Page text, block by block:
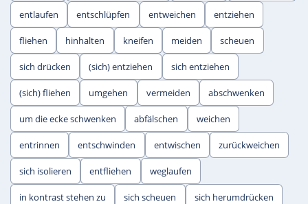
entlaufen entschlüpfen entweichen entziehen
fliehen hinhalten kneifen meiden scheuen
sich drücken (sich) entziehen sich entziehen
(sich) fliehen umgehen vermeiden abschwenken
um die ecke schwenken abfälschen weichen
entrinnen entschwinden entwischen zurückweichen
sich isolieren entfliehen weglaufen
in kontrast stehen zu sich scheuen sich herumdrücken